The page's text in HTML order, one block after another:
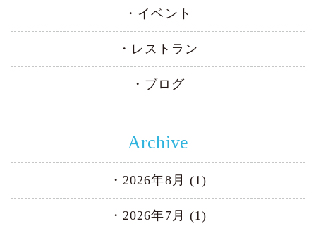
イベント
レストラン
ブログ
Archive
2026年8月 (1)
2026年7月 (1)